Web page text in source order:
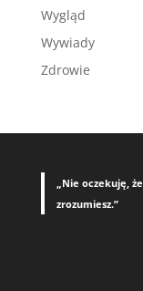
Wygląd
Wywiady
Zdrowie
„Nie oczekuję,
zrozumiesz.”